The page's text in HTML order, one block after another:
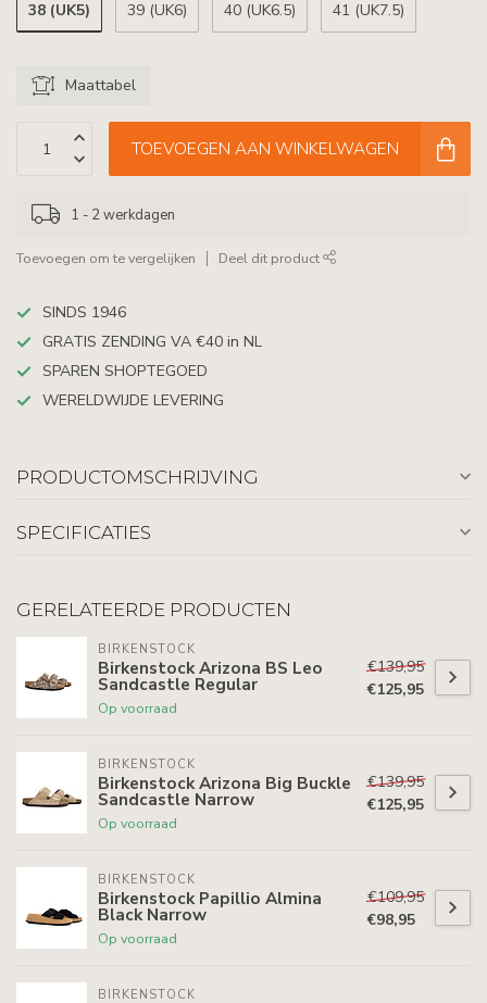
38 (UK5) 39 (UK6) 40 (UK6.5) 41 (UK7.5)
Maattabel
TOEVOEGEN AAN WINKELWAGEN
1 - 2 werkdagen
Toevoegen om te vergelijken Deel dit product
SINDS 1946
GRATIS ZENDING VA €40 in NL
SPAREN SHOPTEGOED
WERELDWIJDE LEVERING
PRODUCTOMSCHRIJVING
SPECIFICATIES
GERELATEERDE PRODUCTEN
BIRKENSTOCK
Birkenstock Arizona BS Leo
Sandcastle Regular
Op voorraad
€139,95
€125,95
BIRKENSTOCK
Birkenstock Arizona Big Buckle
Sandcastle Narrow
Op voorraad
€139,95
€125,95
BIRKENSTOCK
Birkenstock Papillio Almina
Black Narrow
Op voorraad
€109,95
€98,95
BIRKENSTOCK